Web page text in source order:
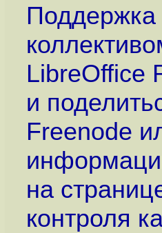
Поддержка
LibreOffice
и
Freenode
на
контроля